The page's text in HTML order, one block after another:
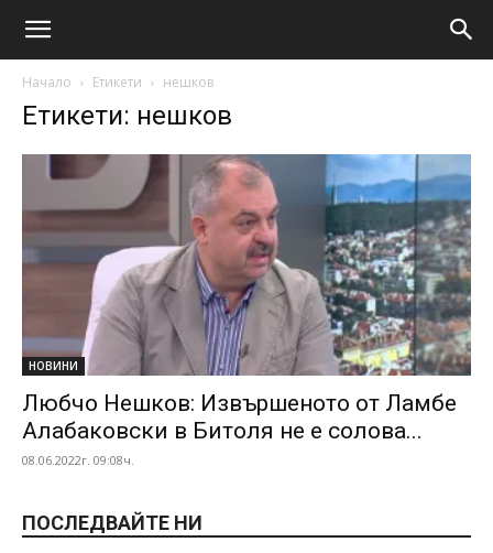
Начало Етикети нешков
Етикети: нешков
НОВИНИ
Любчо Нешков: Извършеното от Ламбе
Алабаковски в Битоля не е солова...
08.06.2022г. 09:08ч.
ПОСЛЕДВАЙТЕ НИ